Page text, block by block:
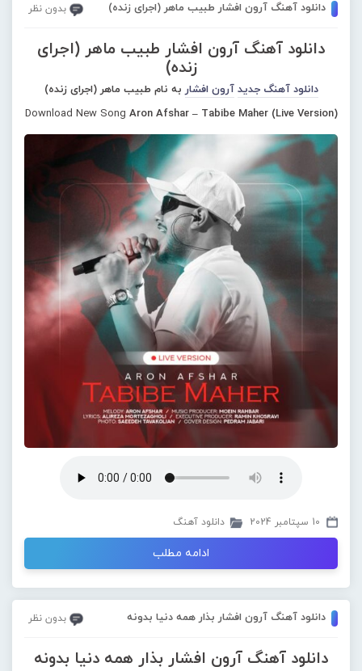
دانلود آهنگ آرون افشار طبیب ماهر (اجرای زنده) بدون نظر
دانلود آهنگ آرون افشار طبیب ماهر (اجرای
زنده)
دانلود آهنگ جدید آرون افشار به نام طبیب ماهر (اجرای زنده)
Download New Song Aron Afshar – Tabibe Maher (Live Version)
10 سپتامبر 2024 دانلود آهنگ
ادامه مطلب
دانلود آهنگ آرون افشار بذار همه دنیا بدونه بدون نظر
دانلود آهنگ آرون افشار بذار همه دنیا بدونه